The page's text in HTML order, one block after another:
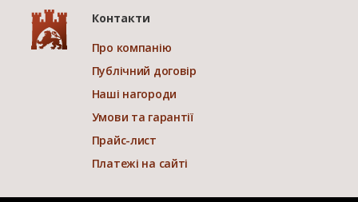
Контакти
Про компанію
Публічний договір
Наші нагороди
Умови та гарантії
Прайс-лист
Платежі на сайті